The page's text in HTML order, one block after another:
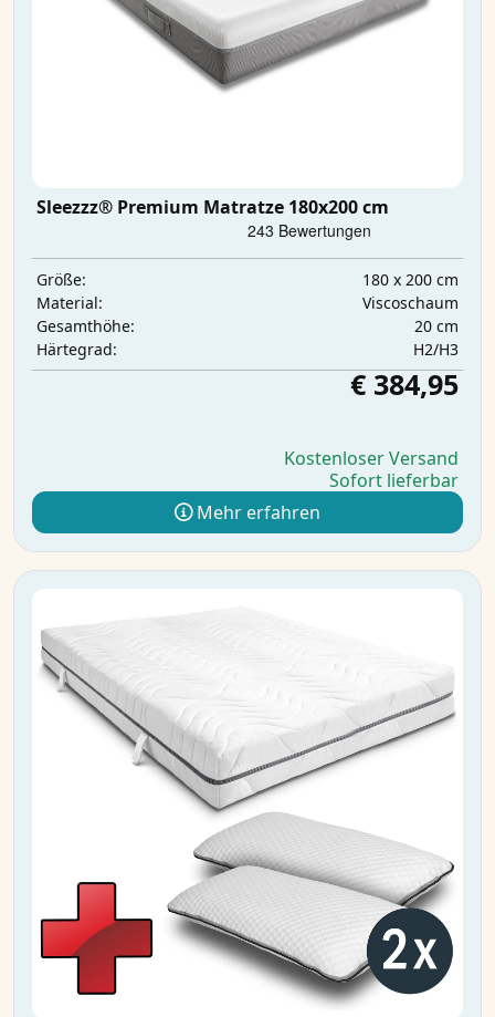
Sleezzz® Premium Matratze 180x200 cm
Größe:
180 x 200 cm
Material:
Viscoschaum
Gesamthöhe:
20 cm
Härtegrad:
H2/H3
€ 384,95
Kostenloser Versand
Sofort lieferbar
Mehr erfahren